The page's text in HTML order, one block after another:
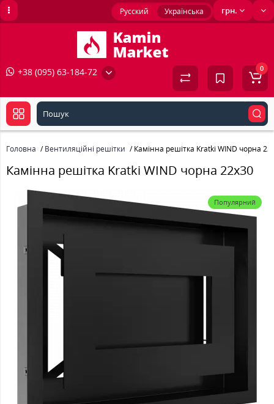
грн.
Русский Українська
+38 (095) 63-184-72 0
Головна Вентиляційні решітки Камінна решітка Kratki WIND чорна
Камінна решітка Kratki WIND чорна 22x30
Популярний